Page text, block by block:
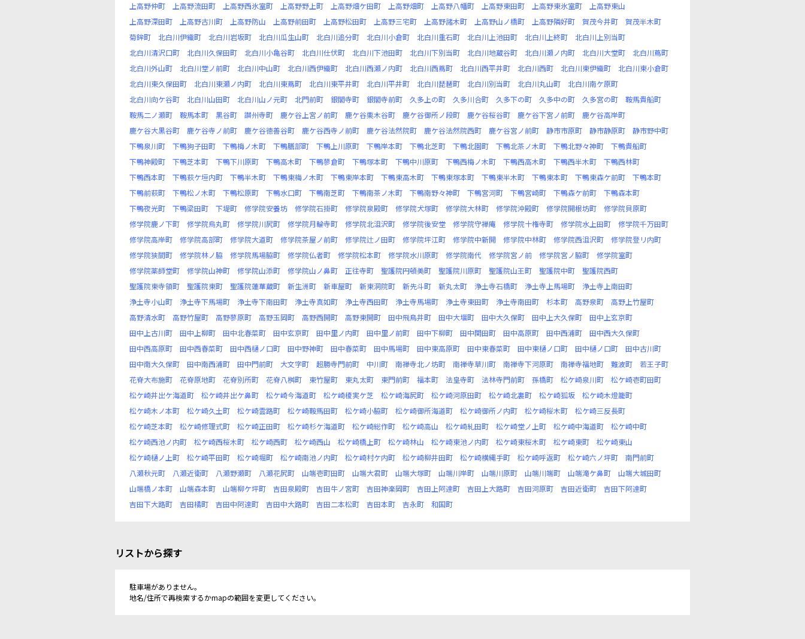
上高野仲町
上高野流田町 上高野西氷室町 上高野野上町 上高野畑ケ田町 上高野畑町 上高野八幡町 上高野東田町 上高野東氷室町
上高野東山
上高野深田町
上高野古川町 上高野防山 上高野前田町 上高野松田町 上高野三宅町 上高野諸木町 上高野山ノ橋町 上高野隣好町 賀茂今井町
賀茂半木町
菊鉾町
北白川伊織町 北白川岩坂町 北白川瓜生山町 北白川追分町 北白川小倉町 北白川重石町 北白川上池田町 北白川上終町
北白川上別当町
北白川清沢口町
北白川久保田町 北白川小亀谷町 北白川仕伏町 北白川下池田町 北白川下別当町 北白川地蔵谷町 北白川瀬ノ内町 北白川大堂町
北白川蔦町
北白川外山町
北白川堂ノ前町 北白川中山町 北白川西伊織町 北白川西瀬ノ内町 北白川西蔦町 北白川西平井町 北白川西町 北白川東伊織町
北白川東小倉町
北白川東久保田町
北白川東瀬ノ内町 北白川東蔦町 北白川東平井町 北白川平井町 北白川琵琶町 北白川別当町 北白川丸山町
北白川南ケ原町
北白川向ケ谷町
北白川山田町 北白川山ノ元町 北門前町 銀閣寺町 銀閣寺前町 久多上の町 久多川合町 久多下の町 久多中の町 久多宮の町
鞍馬貴船町
鞍馬二ノ瀬町
鞍馬本町 黒谷町 讃州寺町 鹿ケ谷上宮ノ前町 鹿ケ谷栗木谷町 鹿ケ谷御所ノ段町 鹿ケ谷桜谷町 鹿ケ谷下宮ノ前町
鹿ケ谷高岸町
鹿ケ谷大黒谷町
鹿ケ谷寺ノ前町 鹿ケ谷徳善谷町 鹿ケ谷西寺ノ前町 鹿ケ谷法然院町 鹿ケ谷法然院西町 鹿ケ谷宮ノ前町 静市市原町 静市静原町
静市野中町
下鴨泉川町
下鴨狗子田町 下鴨梅ノ木町 下鴨膳部町 下鴨上川原町 下鴨岸本町 下鴨北芝町 下鴨北園町 下鴨北茶ノ木町 下鴨北野々神町
下鴨貴船町
下鴨神殿町
下鴨芝本町 下鴨下川原町 下鴨高木町 下鴨蓼倉町 下鴨塚本町 下鴨中川原町 下鴨西梅ノ木町 下鴨西高木町 下鴨西半木町
下鴨西林町
下鴨西本町
下鴨萩ケ垣内町 下鴨半木町 下鴨東梅ノ木町 下鴨東岸本町 下鴨東高木町 下鴨東塚本町 下鴨東半木町 下鴨東本町 下鴨東森ケ前町
下鴨本町
下鴨前萩町
下鴨松ノ木町 下鴨松原町 下鴨水口町 下鴨南芝町 下鴨南茶ノ木町 下鴨南野々神町 下鴨宮河町 下鴨宮崎町 下鴨森ケ前町
下鴨森本町
下鴨夜光町
下鴨梁田町 下堤町 修学院安養坊 修学院石掛町 修学院泉殿町 修学院犬塚町 修学院大林町 修学院沖殿町 修学院開根坊町
修学院貝原町
修学院鹿ノ下町
修学院烏丸町 修学院川尻町 修学院月輪寺町 修学院北沮沢町 修学院後安堂 修学院守禅庵 修学院十権寺町 修学院水上田町
修学院千万田町
修学院高岸町
修学院高部町 修学院大道町 修学院茶屋ノ前町 修学院辻ノ田町 修学院坪江町 修学院中新開 修学院中林町 修学院西沮沢町
修学院登リ内町
修学院狭間町
修学院林ノ脇 修学院馬場脇町 修学院仏者町 修学院松本町 修学院水川原町 修学院南代 修学院宮ノ前 修学院宮ノ脇町
修学院室町
修学院薬師堂町
修学院山神町 修学院山添町 修学院山ノ鼻町 正往寺町 聖護院円頓美町 聖護院川原町 聖護院山王町 聖護院中町
聖護院西町
聖護院東寺領町
聖護院東町 聖護院蓮華蔵町 新生洲町 新車屋町 新東洞院町 新先斗町 新丸太町 浄土寺石橋町 浄土寺上馬場町
浄土寺上南田町
浄土寺小山町
浄土寺下馬場町 浄土寺下南田町 浄土寺真如町 浄土寺西田町 浄土寺馬場町 浄土寺東田町 浄土寺南田町 杉本町 高野泉町
高野上竹屋町
高野清水町
高野竹屋町 高野蓼原町 高野玉岡町 高野西開町 高野東開町 田中飛鳥井町 田中大堰町 田中大久保町 田中上大久保町
田中上玄京町
田中上古川町
田中上柳町 田中北春菜町 田中玄京町 田中里ノ内町 田中里ノ前町 田中下柳町 田中関田町 田中高原町 田中西浦町
田中西大久保町
田中西高原町
田中西春菜町 田中西樋ノ口町 田中野神町 田中春菜町 田中馬場町 田中東高原町 田中東春菜町 田中東樋ノ口町 田中樋ノ口町
田中古川町
田中南大久保町
田中南西浦町 田中門前町 大文字町 超勝寺門前町 中川町 南禅寺北ノ坊町 南禅寺草川町 南禅寺下河原町 南禅寺福地町 難波町
若王子町
花脊大布施町
花脊原地町 花脊別所町 花脊八桝町 東竹屋町 東丸太町 東門前町 福本町 法皇寺町 法林寺門前町 孫橋町 松ケ崎泉川町
松ケ崎壱町田町
松ケ崎井出ケ海道町
松ケ崎井出ケ鼻町 松ケ崎今海道町 松ケ崎榎実ケ芝 松ケ崎海尻町 松ケ崎河原田町 松ケ崎北裏町 松ケ崎狐坂
松ケ崎木燈籠町
松ケ崎木ノ本町
松ケ崎久土町 松ケ崎雲路町 松ケ崎鞍馬田町 松ケ崎小脇町 松ケ崎御所海道町 松ケ崎御所ノ内町 松ケ崎桜木町
松ケ崎三反長町
松ケ崎芝本町
松ケ崎修理式町 松ケ崎正田町 松ケ崎杉ケ海道町 松ケ崎総作町 松ケ崎高山 松ケ崎糺田町 松ケ崎堂ノ上町 松ケ崎中海道町
松ケ崎中町
松ケ崎西池ノ内町
松ケ崎西桜木町 松ケ崎西町 松ケ崎西山 松ケ崎橋上町 松ケ崎林山 松ケ崎東池ノ内町 松ケ崎東桜木町 松ケ崎東町
松ケ崎東山
松ケ崎樋ノ上町
松ケ崎平田町 松ケ崎堀町 松ケ崎南池ノ内町 松ケ崎村ケ内町 松ケ崎柳井田町 松ケ崎横縄手町 松ケ崎呼返町 松ケ崎六ノ坪町
南門前町
八瀬秋元町
八瀬近衛町 八瀬野瀬町 八瀬花尻町 山端壱町田町 山端大君町 山端大塚町 山端川岸町 山端川原町 山端川端町 山端滝ケ鼻町
山端大城田町
山端橋ノ本町
山端森本町 山端柳ケ坪町 吉田泉殿町 吉田牛ノ宮町 吉田神楽岡町 吉田上阿達町 吉田上大路町 吉田河原町 吉田近衛町
吉田下阿達町
吉田下大路町
吉田橘町 吉田中阿達町 吉田中大路町 吉田二本松町 吉田本町 吉永町 和国町
リストから探す
駐車場がありません。
地名/住所で再検索するかmapの範囲を変更してください。